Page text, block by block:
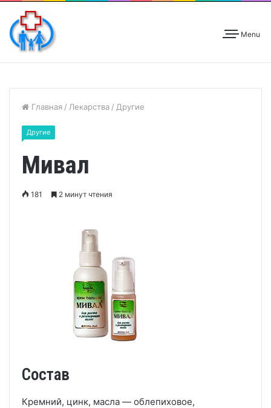
Menu
Главная / Лекарства / Другие
Другие
Мивал
181 2 минут чтения
Состав
Кремний, цинк, масла — облепиховое,